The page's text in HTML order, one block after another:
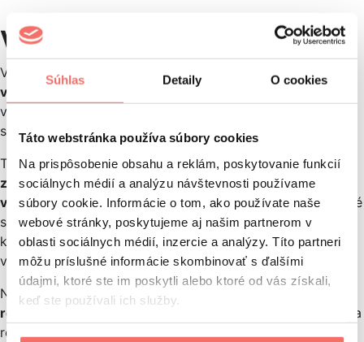
Súhlas Detaily O cookies
Táto webstránka používa súbory cookies
Na prispôsobenie obsahu a reklám, poskytovanie funkcií
sociálnych médií a analýzu návštevnosti používame
súbory cookie. Informácie o tom, ako používate naše
webové stránky, poskytujeme aj našim partnerom v
oblasti sociálnych médií, inzercie a analýzy. Títo partneri
môžu príslušné informácie skombinovať s ďalšími
údajmi, ktoré ste im poskytli alebo ktoré od vás získali,
keď ste používali ich služby.
Voľnou zhodou ušetríte čas
Výhodou voľnej zhody je
výrazne nižší čas, ktorý strávite
vytváraním zoznamov kľúčových slov
vymýšľať každú dostupnú variáciu kľúčového slova –
systém to spraví za vás.
To ušetrí mnoho času, keďžemenej ako 20 percent
z každodenných vyhľadávaní v Google je iných ako
vyhľadávania za posledných 90 dní. Toto nepredvídateľné
správanie pri vyhľadávaní komplikuje tvorbu zoznamu
kľúčových slov s použitím presnej zhody, ktorá pokrýva
všetky možné relevantné vyhľadávania.
Nevýhodou je, že sa môžu zobrazovať aj na
relevantné resp. nerelevantné kľúčové slová
. Preto treba
robiť pravidelnú kontrolu kľúčových slov. Mali by ste